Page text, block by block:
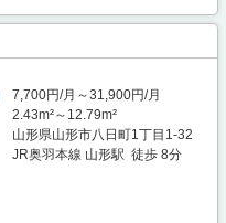
7,700円/月～31,900円/月
2.43m²～12.79m²
山形県山形市八日町1丁目1-32
JR奥羽本線 山形駅 徒歩 8分